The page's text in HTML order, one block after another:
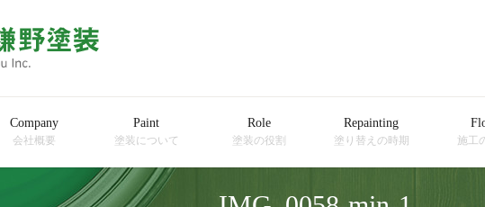
Company
会社概要
Paint
塗装について
Role
塗装の役割
Repainting
塗り替えの時期 施工